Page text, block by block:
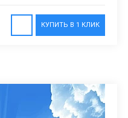
КУПИТЬ В 1 КЛИК